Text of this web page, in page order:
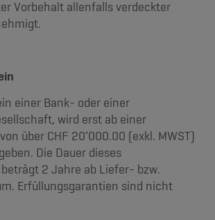
Vorbehalt allenfalls verdeckter
einer Bank- oder einer
wird erst ab einer
über CHF 20‘000.00 (exkl. MWST)
Die Dauer dieses
2 Jahre ab Liefer- bzw.
Erfüllungsgarantien sind nicht